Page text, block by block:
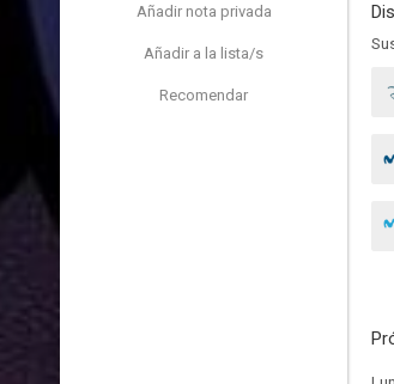
Añadir nota privada
Añadir a la lista/s
Recomendar